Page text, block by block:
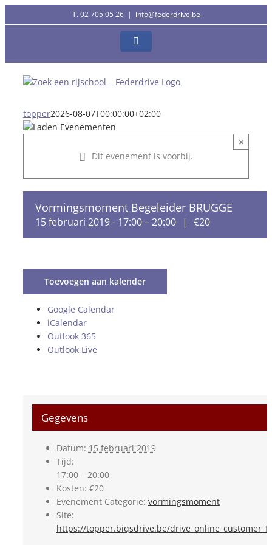
naar
T. 02 705 05 26 | info@federdrive.be
Facebook
topper2026-08-07T00:00:00+02:00
Dit evenement is voorbij.
×
Vormingsmoment Begeleider BRUGGE
15 februari 2019 - 17:00–20:00 | €20
Toevoegen aan kalender
Google Calendar
iCalendar
Outlook 365
Outlook Live
Gegevens
Datum: 15 februari 2019
Tijd:
17:00 – 20:00
Kosten: €20
Evenement Categorie: vormingsmoment
Site:
https://topper.biqsdrive.be/